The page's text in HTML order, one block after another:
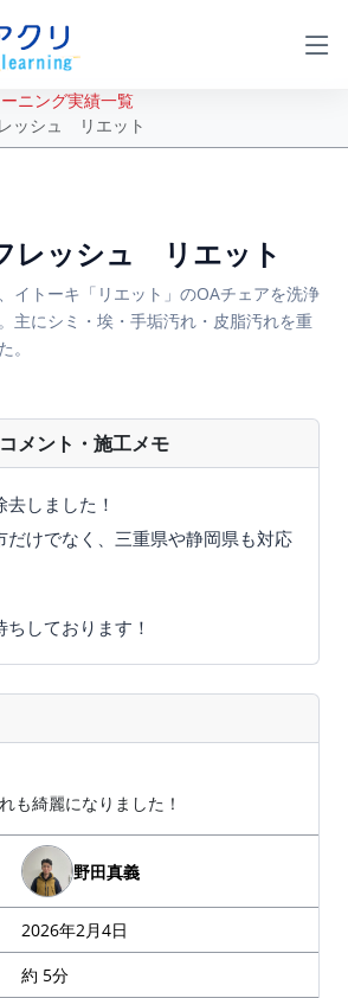
ニング実績一覧
ッシュ リエット
レッシュ リエット
イトーキ「リエット」のOAチェアを洗浄
主にシミ・埃・手垢汚れ・皮脂汚れを重
。
メント・施工メモ
しました！
だけでなく、三重県や静岡県も対応
しております！
も綺麗になりました！
野田真義
2026年2月4日
約 5分